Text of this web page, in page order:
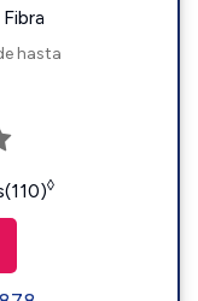
hasta
◊